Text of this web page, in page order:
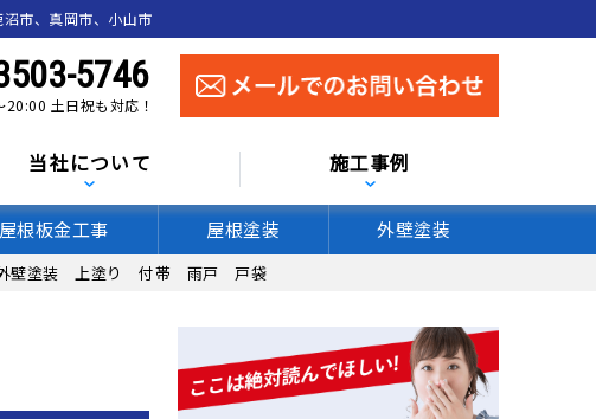
沼市、真岡市、小山市
5746
土日祝も対応！
当社について 施工事例
屋根板金工事 屋根塗装 外壁塗装
壁塗装 上塗り 付帯 雨戸 戸袋